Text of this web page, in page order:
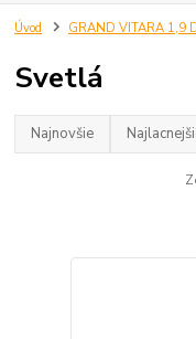
Úvod GRAND VITARA 1,9
Svetlá
Najnovšie